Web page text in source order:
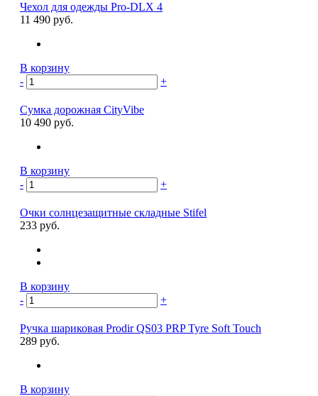
Чехол для одежды Pro-DLX 4
11 490 руб.
В корзину
-
+
Сумка дорожная CityVibe
10 490 руб.
В корзину
-
+
Очки солнцезащитные складные Stifel
233 руб.
В корзину
-
+
Ручка шариковая Prodir QS03 PRP Tyre Soft Touch
289 руб.
В корзину